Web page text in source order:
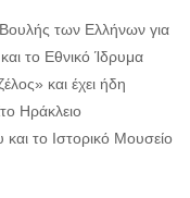
των Ελλήνων για
το Εθνικό Ίδρυμα
και έχει ήδη
Ηράκλειο
το Ιστορικό Μουσείο